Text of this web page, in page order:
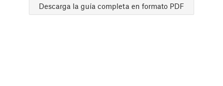
Descarga la guía completa en formato PDF